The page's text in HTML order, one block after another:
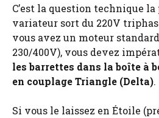
C’est la question technique
variateur sort du 220V
vous avez un moteur
230/400V), vous devez
les barrettes dans la boîte à
en couplage Triangle (Delta).
Si vous le laissez en Étoile